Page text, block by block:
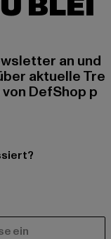
an und
aktuelle Tre
DefShop p